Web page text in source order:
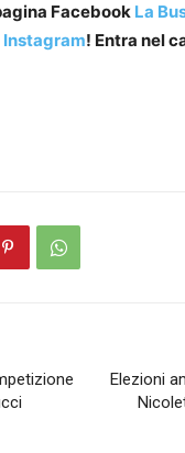
Facebook La
Instagram! Entra nel
Elezioni